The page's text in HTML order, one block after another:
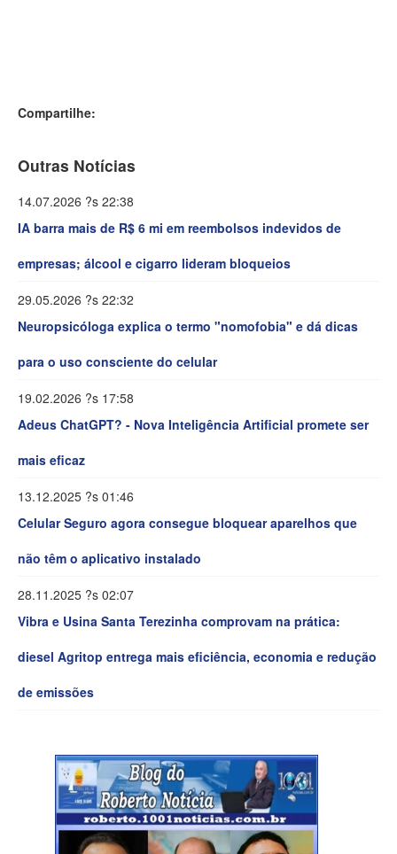
Compartilhe:
Outras Notícias
14.07.2026 ?s 22:38
IA barra mais de R$ 6 mi em reembolsos indevidos de
empresas; álcool e cigarro lideram bloqueios
29.05.2026 ?s 22:32
Neuropsicóloga explica o termo "nomofobia" e dá dicas
para o uso consciente do celular
19.02.2026 ?s 17:58
Adeus ChatGPT? - Nova Inteligência Artificial promete ser
mais eficaz
13.12.2025 ?s 01:46
Celular Seguro agora consegue bloquear aparelhos que
não têm o aplicativo instalado
28.11.2025 ?s 02:07
Vibra e Usina Santa Terezinha comprovam na prática:
diesel Agritop entrega mais eficiência, economia e redução
de emissões